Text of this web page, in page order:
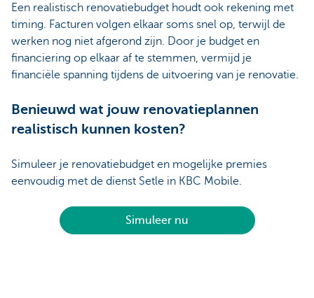
Een realistisch renovatiebudget houdt ook rekening met
timing. Facturen volgen elkaar soms snel op, terwijl de
werken nog niet afgerond zijn. Door je budget en
financiering op elkaar af te stemmen, vermijd je
financiële spanning tijdens de uitvoering van je renovatie.
Benieuwd wat jouw renovatieplannen
realistisch kunnen kosten?
Simuleer je renovatiebudget en mogelijke premies
eenvoudig met de dienst Setle in KBC Mobile.
Simuleer nu